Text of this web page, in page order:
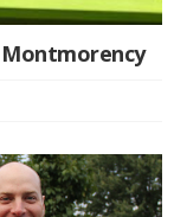
Montmorency